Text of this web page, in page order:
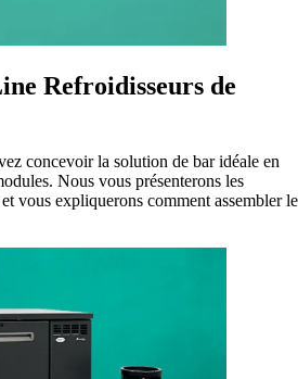
Refroidisseurs de
concevoir la solution de bar idéale en
Nous vous présenterons les
vous expliquerons comment assembler